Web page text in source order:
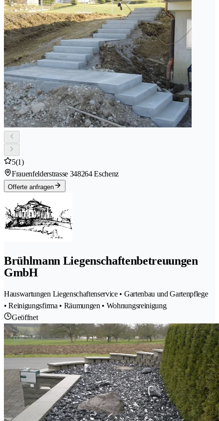
5(1)
Frauenfelderstrasse 348264 Eschenz
Offerte anfragen
Brühlmann Liegenschaftenbetreuungen
GmbH
Hauswartungen Liegenschaftenservice • Gartenbau und Gartenpflege
• Reinigungsfirma • Räumungen • Wohnungsreinigung
Geöffnet